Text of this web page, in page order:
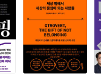
수 그리스도에 근거해 고통과
은 성공 지향적 종교였다. 쿠
뜻에 따라 사는 자들은 실패
르침을 실제로 입증하는 것
니라 눈부신 성공을 거둔 사